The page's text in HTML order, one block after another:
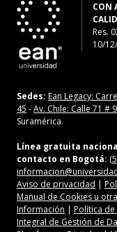
CON
Res.
10/
Sedes: Ean Legacy:
45 -Av. Chile: Calle 71 #
Suramérica.
Línea gratuita
contacto en Bogotá:
Aviso de privacidad |
Manual de Cookies u
Información | Política
Integral de Gestión de